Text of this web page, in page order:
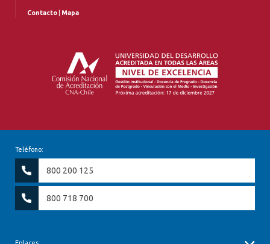
Contacto Mapa
Teléfono:
800 200 125
800 718 700
Enlaces